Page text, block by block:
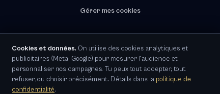
Gérer mes cookies
RGPD · Représentant UE désigné
© 2026 LE LABO IA / AZ12 GROUP LLC · meydeey.com · Paiement sécurisé · Tous droits
Cookies et données. On utilise des cookies analytiques et
publicitaires (Meta, Google) pour mesurer l'audience et
personnaliser nos campagnes. Tu peux tout accepter, tout
refuser, ou choisir précisément. Détails dans la politique de
confidentialité.